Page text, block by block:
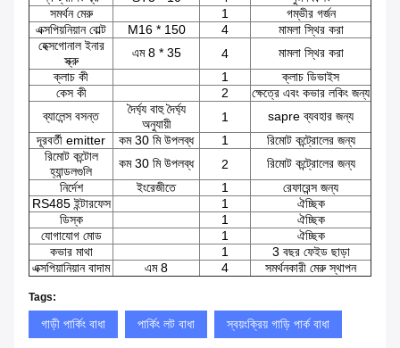
সমর্থন মেরু
1
গম্ভীর গর্জন
এক্সপিয়নিয়ান বোল্ট
M16 * 150 4
মামলা স্থির করা
হেক্সগোনাল ইনার
স্ক্রু
এম 8 * 35 4
মামলা স্থির করা
ক্লাচ কী
1
ক্লাচ ডিভাইস
কেস কী
2
ক্ষেত্রে এবং কভার লকিং জন্য
ব্যালেন্স বসন্ত
দৈর্ঘ্য বাহু দৈর্ঘ্য
অনুযায়ী
1
sapre ব্যবহার জন্য
দূরবর্তী emitter
কম 30 মি উপলব্ধ 1
রিমোট কন্ট্রোলের জন্য
রিমোট কন্টোল
হ্যান্ডলগুলি
কম 30 মি উপলব্ধ 2
রিমোট কন্ট্রোলের জন্য
নির্দেশ
ইংরেজীতে 1
রেফারেন্স জন্য
RS485 ইন্টারফেস
1
ঐচ্ছিক
ডিস্ক
1
ঐচ্ছিক
যোগাযোগ মোড
1
ঐচ্ছিক
কভার মাথা
1
3 বছর ফেইড ছাড়া
এক্সপিয়ানিয়ান বাদাম
এম 8 4 সমর্থনকারী মেরু স্থাপন
Tags:
গাড়ী পার্কিং বাধা পার্কিং লট বাধা স্বয়ংক্রিয় গাড়ি পার্ক বাধা